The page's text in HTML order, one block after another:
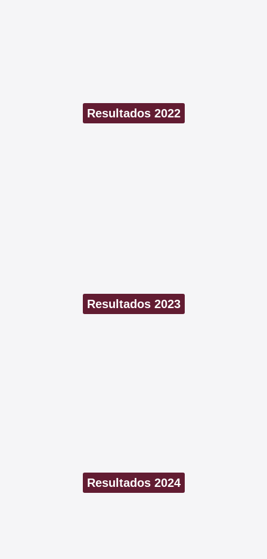
Resultados 2022
Resultados 2023
Resultados 2024